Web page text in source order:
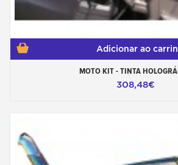
Adicionar ao
MOTO KIT - TINTA
308,48€